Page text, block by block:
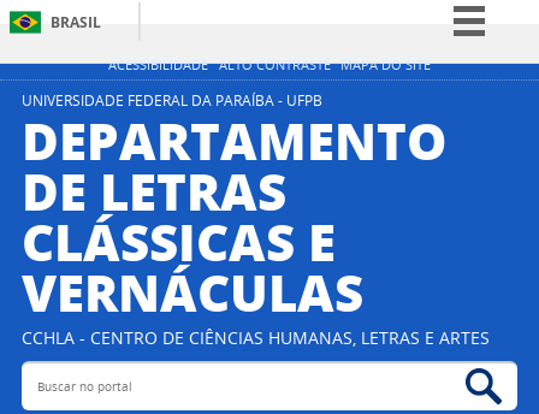
ACESSIBILIDADE ALTO CONTRASTE MAPA DO SITE
BRASIL
Simplifique!
Participe
UNIVERSIDADE FEDERAL DA PARAÍBA - UFPB
DEPARTAMENTO
DE LETRAS
CLÁSSICAS E
VERNÁCULAS
CCHLA - CENTRO DE CIÊNCIAS HUMANAS, LETRAS E ARTES
Buscar no portal